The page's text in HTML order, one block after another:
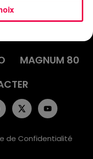
EMISSIONS
MAGNUM 80
de Confidentialité